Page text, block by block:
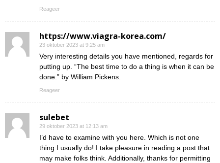
Reageer
https://www.viagra-korea.com/
23 oktober 2023 at 9:25 am
Very interesting details you have mentioned, regards for
putting up. “The best time to do a thing is when it can be
done.” by William Pickens.
Reageer
sulebet
29 oktober 2023 at 12:13 am
I’d have to examine with you here. Which is not one
thing I usually do! I take pleasure in reading a post that
may make folks think. Additionally, thanks for permitting